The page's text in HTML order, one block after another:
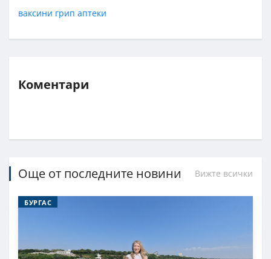
ваксини грип аптеки
Коментари
Още от последните новини Вижте всички
БУРГАС